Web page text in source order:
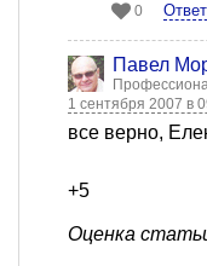
0
Павел
1 сентября 2007 в
все верно,
+5
Оценка